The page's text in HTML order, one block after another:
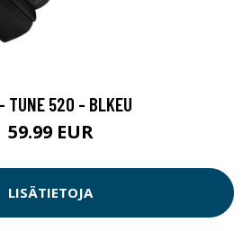
TUNE 520 - BLKEU
59.99 EUR
LISÄTIETOJA